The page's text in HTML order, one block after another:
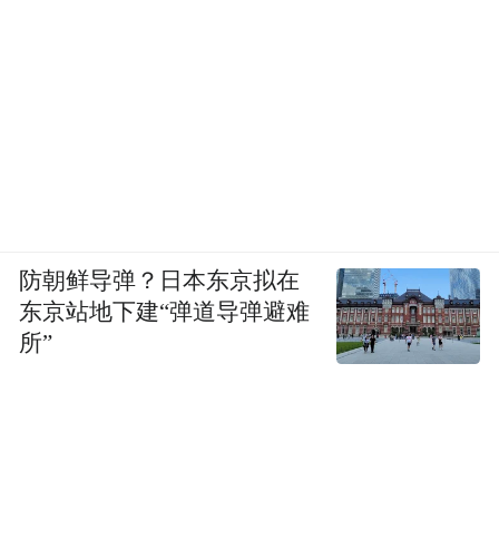
防朝鲜导弹？日本东京拟在
东京站地下建“弹道导弹避难
所”